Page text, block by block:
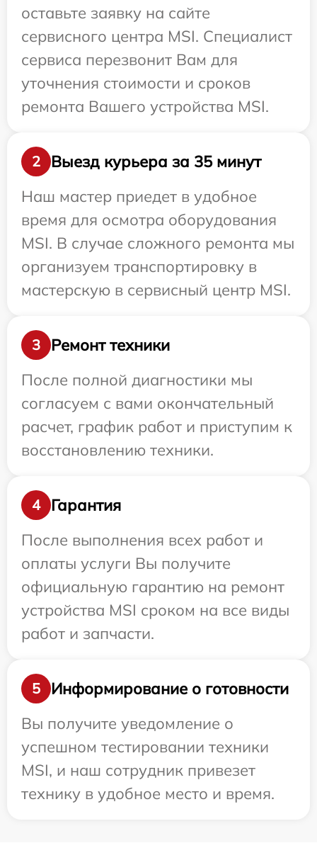
оставьте заявку на сайте
сервисного центра MSI. Специалист
сервиса перезвонит Вам для
уточнения стоимости и сроков
ремонта Вашего устройства MSI.
2
Выезд курьера за 35 минут
Наш мастер приедет в удобное
время для осмотра оборудования
MSI. В случае сложного ремонта мы
организуем транспортировку в
мастерскую в сервисный центр MSI.
3
Ремонт техники
После полной диагностики мы
согласуем с вами окончательный
расчет, график работ и приступим к
восстановлению техники.
4
Гарантия
После выполнения всех работ и
оплаты услуги Вы получите
официальную гарантию на ремонт
устройства MSI сроком на все виды
работ и запчасти.
5
Информирование о готовности
Вы получите уведомление о
успешном тестировании техники
MSI, и наш сотрудник привезет
технику в удобное место и время.